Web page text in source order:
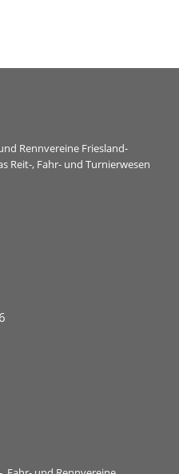
Rennvereine Friesland-
Reit-, Fahr- und Turnierwesen